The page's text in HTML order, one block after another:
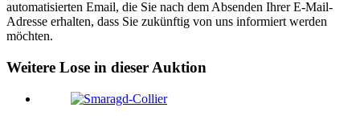
automatisierten Email, die Sie nach dem Absenden Ihrer E-Mail-
Adresse erhalten, dass Sie zukünftig von uns informiert werden
möchten.
Weitere Lose in dieser Auktion